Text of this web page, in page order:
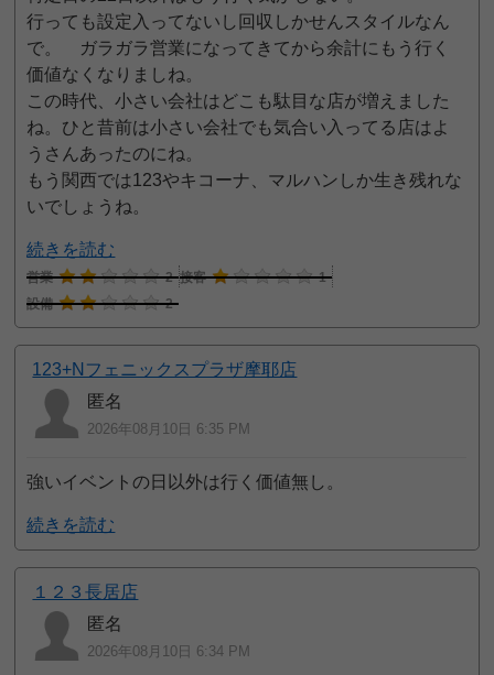
行っても設定入ってないし回収しかせんスタイルなん
で。 ガラガラ営業になってきてから余計にもう行く
価値なくなりましね。
この時代、小さい会社はどこも駄目な店が増えました
ね。ひと昔前は小さい会社でも気合い入ってる店はよ
うさんあったのにね。
もう関西では123やキコーナ、マルハンしか生き残れな
いでしょうね。
続きを読む
営業 2 接客
1
設備
2
123+Nフェニックスプラザ摩耶店
匿名
2026年08月10日 6:35 PM
強いイベントの日以外は行く価値無し。
続きを読む
１２３長居店
匿名
2026年08月10日 6:34 PM